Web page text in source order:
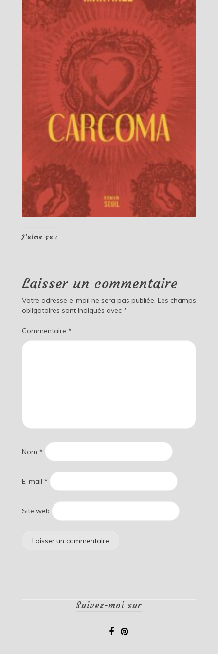
J’aime ça :
Laisser un commentaire
Votre adresse e-mail ne sera pas publiée. Les champs
obligatoires sont indiqués avec *
Commentaire *
Nom *
E-mail *
Site web
Suivez-moi sur